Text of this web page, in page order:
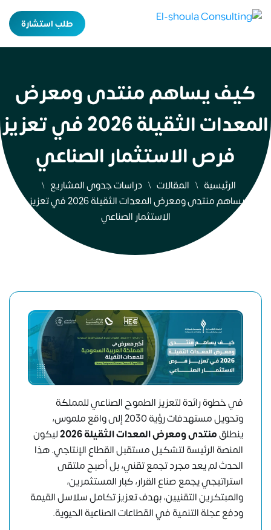
طلب استشارة
كيف يساهم منتدى ومعرض
المعدات الثقيلة 2026 في تعزيز
فرص الاستثمار الصناعي
الرئيسية المقالات
دراسات جدوى المشاريع
كيف يساهم منتدى ومعرض المعدات الثقيلة 2026 في تعزيز فرص
الاستثمار الصناعي
في خطوة رائدة لتعزيز الطموح الصناعي للمملكة
وتحويل مستهدفات رؤية 2030 إلى واقع ملموس،
ينطلقمنتدى ومعرض المعدات الثقيلة 2026
ليكون
المنصة الرئيسة لتشكيل مستقبل القطاع الإنتاجي. هذا
الحدث لم يعد مجرد تجمع تقني، بل أصبح ملتقى
استراتيجي يجمع صناع القرار، كبار المستثمرين،
والمبتكرين التقنيين، بهدف تعزيز تكامل سلاسل القيمة
ودفع عجلة التنمية في القطاعات الصناعية الحيوية.